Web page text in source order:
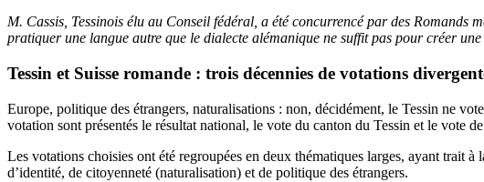
M. Cassis, Tessinois élu au Conseil fédéral, a été concurrencé par des
pratiquer une langue autre que le dialecte alémanique ne suffit pas pour créer
Tessin et Suisse romande : trois décennies de votations
Europe, politique des étrangers, naturalisations : non, décidément, le Tessin ne
votation sont présentés le résultat national, le vote du canton du Tessin et le
Les votations choisies ont été regroupées en deux thématiques larges, ayant trait
d’identité, de citoyenneté (naturalisation) et de politique des étrangers.